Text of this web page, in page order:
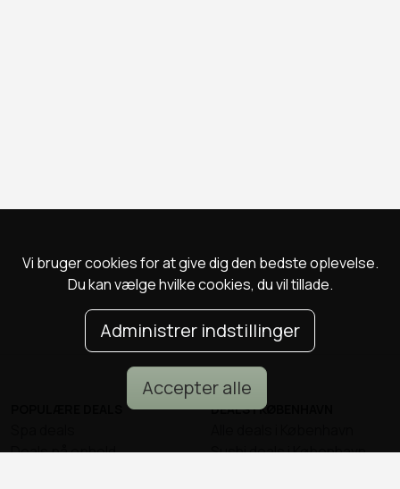
Vi bruger cookies for at give dig den bedste oplevelse.
Du kan vælge hvilke cookies, du vil tillade.
Administrer indstillinger
Accepter alle
Deals på ophold
DEALS I KØBENHAVN
Sushi deals i København